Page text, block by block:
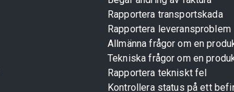
Rapportera transportskada
Rapportera leveransproblem
Allmänna frågor om en
Tekniska frågor om en
Rapportera tekniskt fel
Kontrollera status på ett